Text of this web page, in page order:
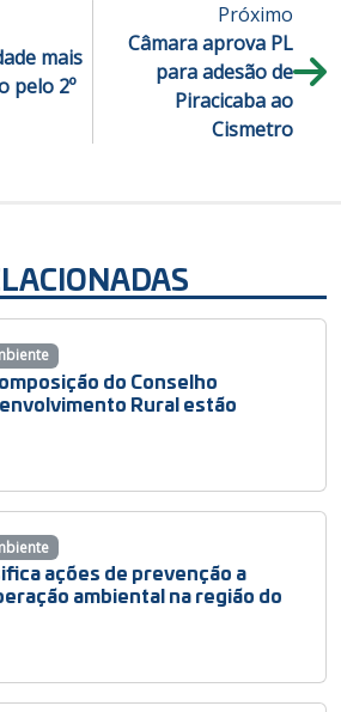
mais
pelo 2º
Próximo
Câmara aprova PL
para adesão de
Piracicaba ao
Cismetro
do Conselho
Rural estão
ações de prevenção a
ambiental na região do